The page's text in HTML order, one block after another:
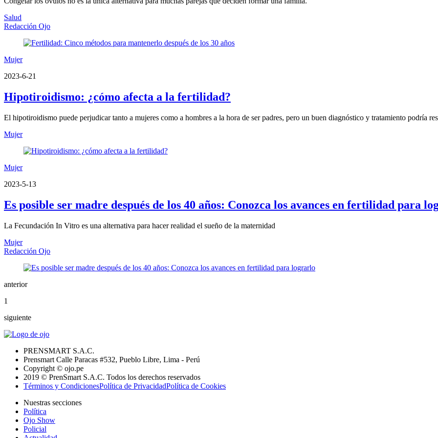
Salud
Redacción Ojo
Mujer
2023-6-21
Hipotiroidismo: ¿cómo afecta a la fertilidad?
El hipotiroidismo puede perjudicar tanto a mujeres como a hombres a la hora de ser padres, pero un buen diagnóstico y tratamiento podría
Mujer
Mujer
2023-5-13
Es posible ser madre después de los 40 años: Conozca los avances en fertilidad para
La Fecundación In Vitro es una alternativa para hacer realidad el sueño de la maternidad
Mujer
Redacción Ojo
anterior
1
siguiente
PRENSMART S.A.C.
Prensmart Calle Paracas #532, Pueblo Libre, Lima - Perú
Copyright © ojo.pe
2019 © PrenSmart S.A.C. Todos los derechos reservados
Términos y CondicionesPolítica de PrivacidadPolítica de Cookies
Nuestras secciones
Política
Ojo Show
Policial